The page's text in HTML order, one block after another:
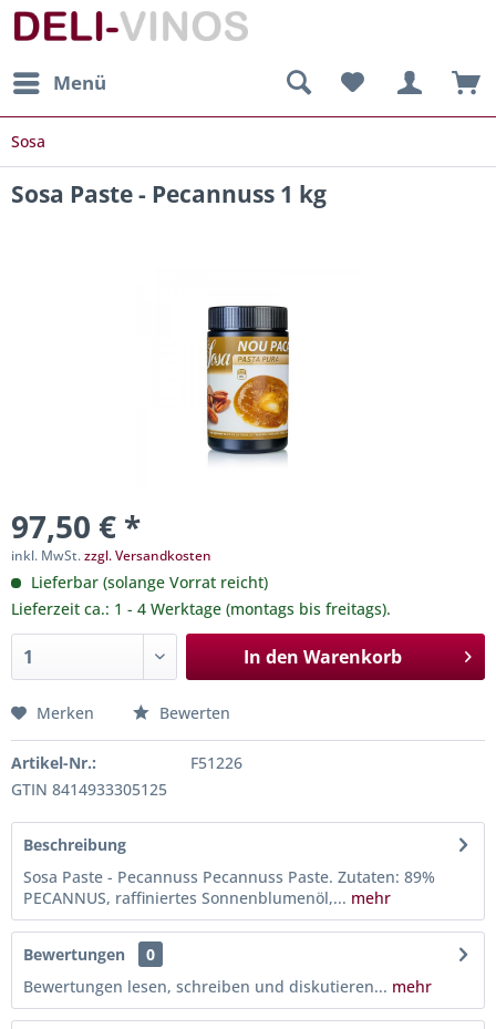
Menü
Sosa
Sosa Paste - Pecannuss 1 kg
97,50 € *
inkl. MwSt.zzgl. Versandkosten
Lieferbar (solange Vorrat reicht)
Lieferzeit ca.: 1 - 4 Werktage (montags bis freitags).
In den Warenkorb
Merken Bewerten
Artikel-Nr.:
F51226
GTIN 8414933305125
Beschreibung
Sosa Paste - Pecannuss Pecannuss Paste. Zutaten: 89%
PECANNUS, raffiniertes Sonnenblumenöl,... mehr
Bewertungen
0
Bewertungen lesen, schreiben und diskutieren... mehr